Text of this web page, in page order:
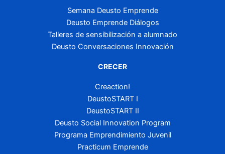
Semana Deusto Emprende
Deusto Emprende Diálogos
Talleres de sensibilización a alumnado
Deusto Conversaciones Innovación
CRECER
Creaction!
DeustoSTART I
DeustoSTART II
Deusto Social Innovation Program
Programa Emprendimiento Juvenil
Practicum Emprende